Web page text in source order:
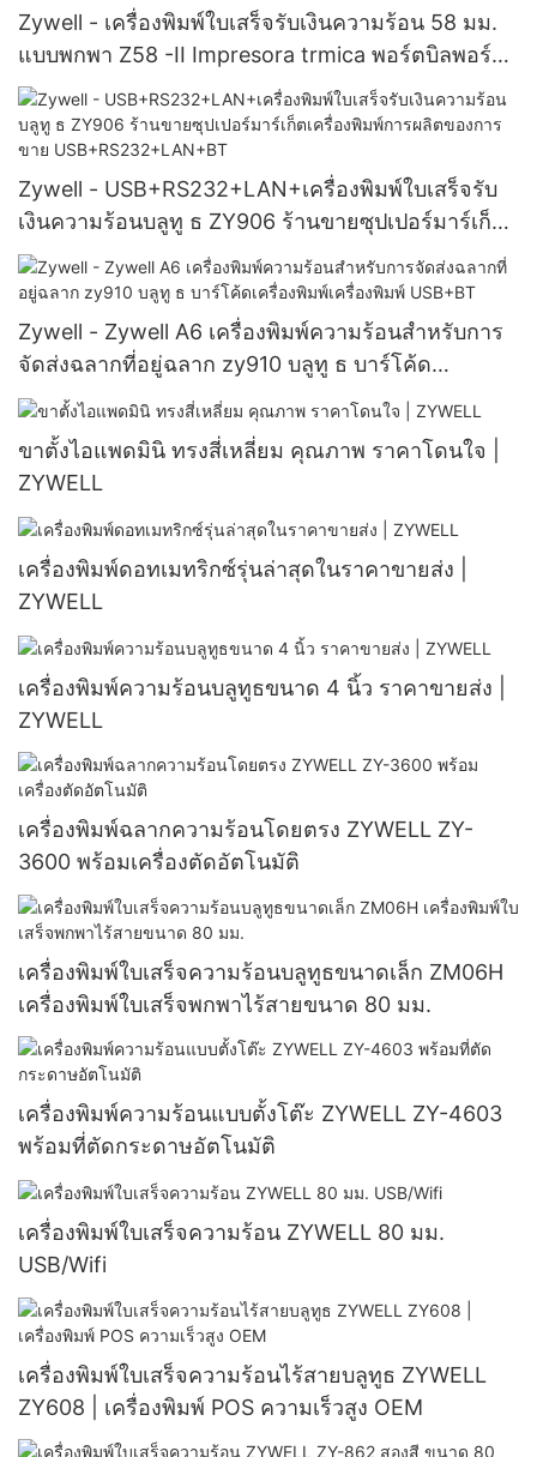
Zywell - เครื่องพิมพ์ใบเสร็จรับเงินความร้อน 58 มม.
แบบพกพา Z58 -II Impresora trmica พอร์ตบิลพอร์ต
บิลในสต็อก USB
Zywell - USB+RS232+LAN+เครื่องพิมพ์ใบเสร็จรับ
เงินความร้อนบลูทู ธ ZY906 ร้านขายซุปเปอร์มาร์เก็ต
เครื่องพิมพ์การผลิตของการขาย
USB+RS232+LAN+BT
Zywell - Zywell A6 เครื่องพิมพ์ความร้อนสำหรับการ
จัดส่งฉลากที่อยู่ฉลาก zy910 บลูทู ธ บาร์โค้ด
เครื่องพิมพ์เครื่องพิมพ์ USB+BT
ขาตั้งไอแพดมินิ ทรงสี่เหลี่ยม คุณภาพ ราคาโดนใจ |
ZYWELL
เครื่องพิมพ์ดอทเมทริกซ์รุ่นล่าสุดในราคาขายส่ง |
ZYWELL
เครื่องพิมพ์ความร้อนบลูทูธขนาด 4 นิ้ว ราคาขายส่ง |
ZYWELL
เครื่องพิมพ์ฉลากความร้อนโดยตรง ZYWELL ZY-
3600 พร้อมเครื่องตัดอัตโนมัติ
เครื่องพิมพ์ใบเสร็จความร้อนบลูทูธขนาดเล็ก ZM06H
เครื่องพิมพ์ใบเสร็จพกพาไร้สายขนาด 80 มม.
เครื่องพิมพ์ความร้อนแบบตั้งโต๊ะ ZYWELL ZY-4603
พร้อมที่ตัดกระดาษอัตโนมัติ
เครื่องพิมพ์ใบเสร็จความร้อน ZYWELL 80 มม.
USB/Wifi
เครื่องพิมพ์ใบเสร็จความร้อนไร้สายบลูทูธ ZYWELL
ZY608 | เครื่องพิมพ์ POS ความเร็วสูง OEM